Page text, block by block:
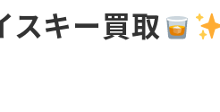
キー買取